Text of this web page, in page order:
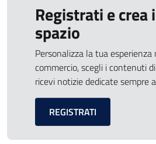
Registrati e crea
spazio
Personalizza la tua esperienza
commercio, scegli i contenuti
ricevi notizie dedicate sempre
REGISTRATI